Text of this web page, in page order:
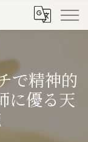
で精神的
に優る天